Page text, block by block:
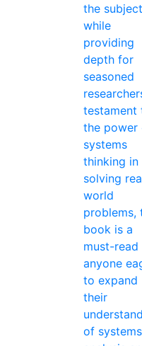
the subject
while
providing
depth for
seasoned
testament
the power
systems
thinking in
solving
world
problems,
book is a
must-
anyone
to expand
their
of systems